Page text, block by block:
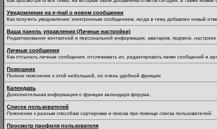
Уведомление на е-mail о новом сообщении
Как получить уведомление электронным сообщением, когда в тему добавлен новый
Ваша панель управления (Личные настройки)
Редактирование контактной и персональной информации, аватаров, подписи,
Личные сообщения
Как отсылать личные сообщения, отслеживать их, редактировать папки сообщений и
Помошник
Полное пояснение к этой небольшой, но очень удобной функции
Календарь
Дополнительная информация о функции календаря форума.
Список пользователей
Пояснение к разным способам сортировки и поиска при помощи списка пользователей.
Просмотр профиля пользователя